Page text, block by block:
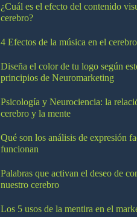
¿Cuál es el efecto del contenido
cerebro?
4 Efectos de la música en el cerebro
Diseña el color de tu logo según
principios de Neuromarketing
Psicología y Neurociencia: la
cerebro y la mente
Qué son los análisis de expresión
funcionan
Palabras que activan el deseo de
nuestro cerebro
Los 5 usos de la mentira en el